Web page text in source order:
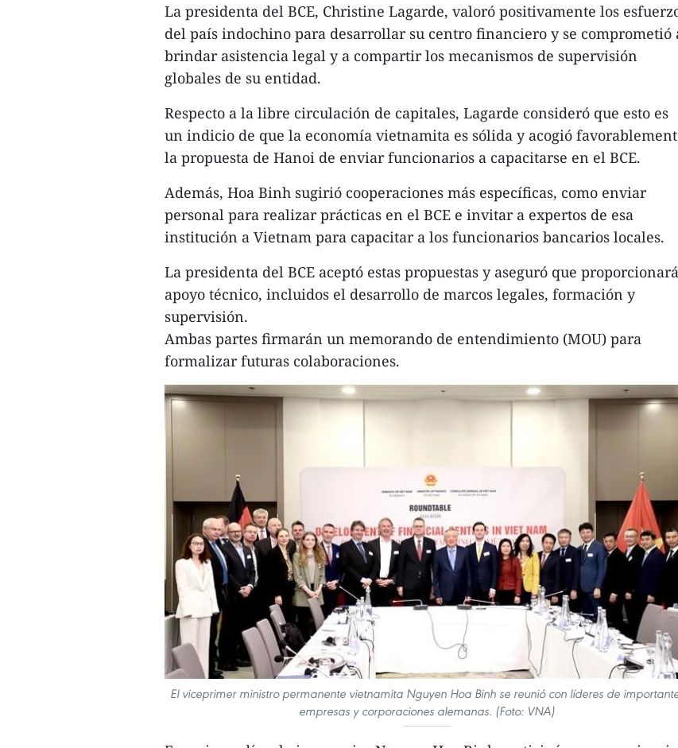
La presidenta del BCE, Christine Lagarde, valoró positivamente los
del país indochino para desarrollar su centro financiero y se comprometió
brindar asistencia legal y a compartir los mecanismos de supervisión
globales de su entidad.
Respecto a la libre circulación de capitales, Lagarde consideró que esto es
un indicio de que la economía vietnamita es sólida y acogió
la propuesta de Hanoi de enviar funcionarios a capacitarse en el BCE.
Además, Hoa Binh sugirió cooperaciones más específicas, como enviar
personal para realizar prácticas en el BCE e invitar a expertos de esa
institución a Vietnam para capacitar a los funcionarios bancarios locales.
La presidenta del BCE aceptó estas propuestas y aseguró que
apoyo técnico, incluidos el desarrollo de marcos legales, formación y
supervisión.
Ambas partes firmarán un memorando de entendimiento (MOU) para
formalizar futuras colaboraciones.
El viceprimer ministro permanente vietnamita Nguyen Hoa Binh se reunió con líderes de
empresas y corporaciones alemanas. (Foto: VNA)